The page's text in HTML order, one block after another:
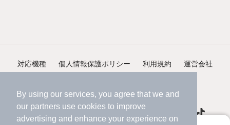
By using our services, you agree that we and
our partners use cookies to improve
advertising and enhance your experience on
対応機種 個人情報保護ポリシー 利用規約 運営会社